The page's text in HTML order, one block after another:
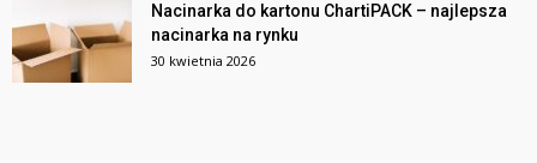
Nacinarka do kartonu ChartiPACK – najlepsza
nacinarka na rynku
30 kwietnia 2026